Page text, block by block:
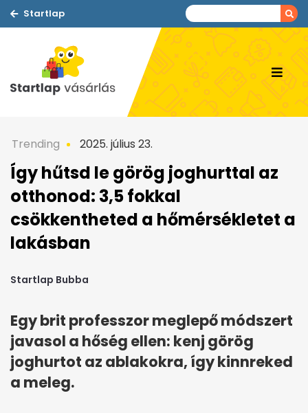
Startlap
Trending 2025. július 23.
Így hűtsd le görög joghurttal az
otthonod: 3,5 fokkal
csökkentheted a hőmérsékletet a
lakásban
Startlap Bubba
Egy brit professzor meglepő módszert
javasol a hőség ellen: kenj görög
joghurtot az ablakokra, így kinnreked
a meleg.